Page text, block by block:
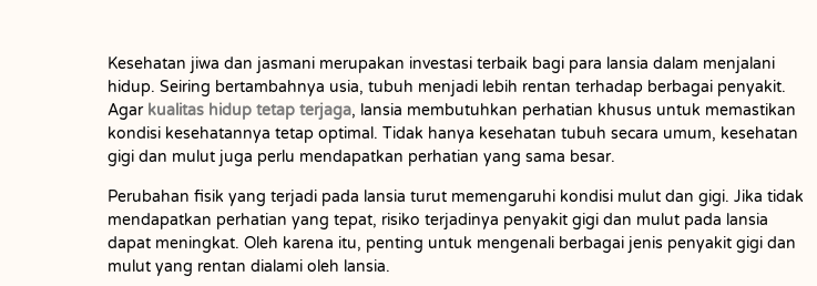
Kesehatan jiwa dan jasmani merupakan investasi terbaik bagi para lansia dalam menjalani
hidup. Seiring bertambahnya usia, tubuh menjadi lebih rentan terhadap berbagai penyakit.
Agar kualitas hidup tetap terjaga, lansia membutuhkan perhatian khusus untuk memastikan
kondisi kesehatannya tetap optimal. Tidak hanya kesehatan tubuh secara umum, kesehatan
gigi dan mulut juga perlu mendapatkan perhatian yang sama besar.
Perubahan fisik yang terjadi pada lansia turut memengaruhi kondisi mulut dan gigi. Jika tidak
mendapatkan perhatian yang tepat, risiko terjadinya penyakit gigi dan mulut pada lansia
dapat meningkat. Oleh karena itu, penting untuk mengenali berbagai jenis penyakit gigi dan
mulut yang rentan dialami oleh lansia.